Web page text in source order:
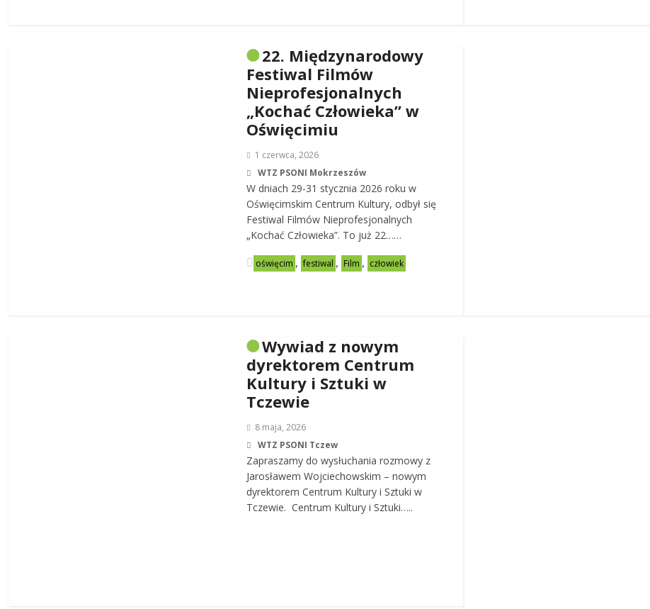
22. Międzynarodowy
Festiwal Filmów
Nieprofesjonalnych
„Kochać Człowieka” w
Oświęcimiu
1 czerwca, 2026
WTZ PSONI Mokrzeszów
W dniach 29-31 stycznia 2026 roku w
Oświęcimskim Centrum Kultury, odbył się
Festiwal Filmów Nieprofesjonalnych
„Kochać Człowieka”. To już 22……
oświęcim , festiwal , Film , człowiek
Wywiad z nowym
dyrektorem Centrum
Kultury i Sztuki w
Tczewie
8 maja, 2026
WTZ PSONI Tczew
Zapraszamy do wysłuchania rozmowy z
Jarosławem Wojciechowskim – nowym
dyrektorem Centrum Kultury i Sztuki w
Tczewie. Centrum Kultury i Sztuki…..